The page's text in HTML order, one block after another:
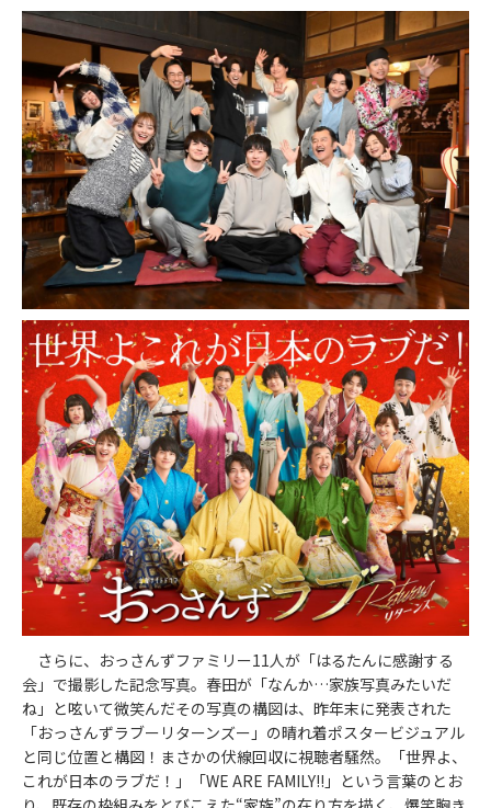
さらに、おっさんずファミリー11人が「はるたんに感謝する
会」で撮影した記念写真。春田が「なんか…家族写真みたいだ
ね」と呟いて微笑んだその写真の構図は、昨年末に発表された
「おっさんずラブーリターンズー」の晴れ着ポスタービジュアル
と同じ位置と構図！まさかの伏線回収に視聴者騒然。「世界よ、
これが日本のラブだ！」「WE ARE FAMILY!!」という言葉のとお